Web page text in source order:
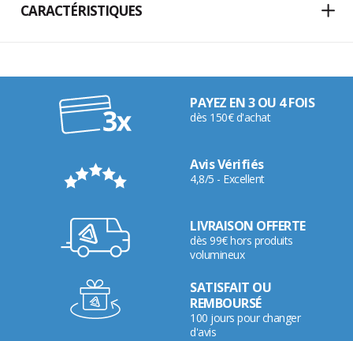
CARACTÉRISTIQUES
PAYEZ EN 3 OU 4 FOIS
dès 150€ d'achat
Avis Vérifiés
4,8/5 - Excellent
LIVRAISON OFFERTE
dès 99€ hors produits
volumineux
SATISFAIT OU
REMBOURSÉ
100 jours pour changer
d'avis